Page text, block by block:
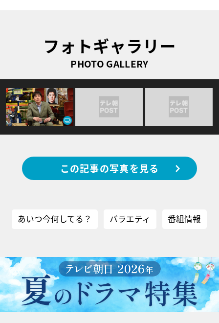
フォトギャラリー
PHOTO GALLERY
この記事の写真を見る
あいつ今何してる？ バラエティ 番組情報